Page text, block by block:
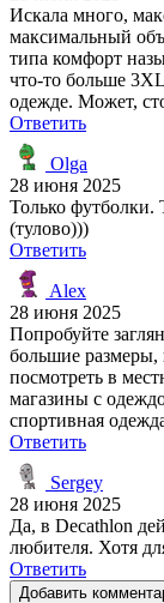
Искала много,
максимальный
типа комфорт
что-то больше
одежде. Может,
Ответить
Olga
28 июня 2025
Только футболки.
(тулово)))
Ответить
Alex
28 июня 2025
Попробуйте
большие
посмотреть в
магазины с
спортивная
Ответить
Sergey
28 июня 2025
Да, в Decathlon
любителя. Хотя
Ответить
Добавить